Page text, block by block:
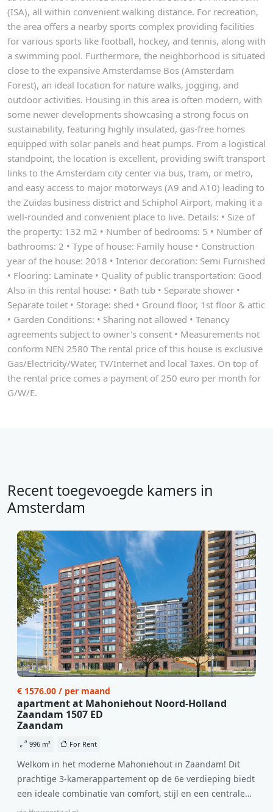
(ISA), all within convenient walking distance. For recreation,
the area offers a nearby sports complex providing facilities
for various sports like football, hockey, and tennis, along with
a swimming pool. Furthermore, the neighborhood is situated
close to the expansive Amsterdamse Bos (Amsterdam
Forest), an ideal location for nature walks, jogging, and
outdoor activities. Housing in this area is often modern, with
some newer developments showcasing a strong focus on
sustainability, featuring highly insulated, gas-free homes
equipped with solar panels and heat pumps. From a logistical
standpoint, the location is excellent, providing swift transport
links to the Amsterdam city center via bus, tram, or metro,
and easy access to major motorways (A9 and A10) leading to
the Zuidas business district and Schiphol Airport, making it a
well-rounded and convenient place to live. Details: • Size of
the property: 132 m2 • Number of bedrooms: 5 • Number of
bathrooms: 2 • Type of house: Family house • Construction
year of the house: 2018 • Interior decoration: Semi Furnished
• Flooring: Laminate • Quality of public transportation: Good
Also in this rental house: • Bath tub • Separate shower •
Separate toilet • Storage: shed • Ground floor, 1st floor & attic
• Garden Conditions: • Sharing not allowed • Tenancy
agreements subject to owner's consent • Measurements not
conform NEN 2580 The rental price of this house is exclusive
Gas/Electricity/Water, TV/Internet and local Taxes. On top of
the rental price comes a payment of 250 euro per month for
G/W/E.
Recent toegevoegde kamers in
Amsterdam
€ 1576.00 / per maand
apartment at Mahoniehout Noord-Holland
Zaandam 1507 ED
Zaandam
996 m² For Rent
Welkom in het moderne Mahoniehout in Zaandam! Dit
prachtige 3-kamerappartement op de 6e verdieping biedt
een ideale combinatie van comfort, stijl en een centrale
locatie. Met een huurprijs van €1.576 per maand